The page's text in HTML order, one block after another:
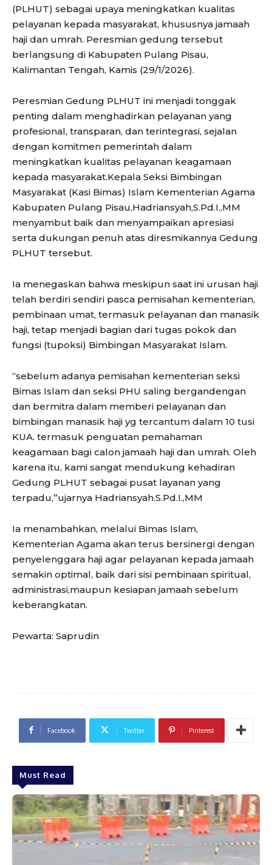
(PLHUT) sebagai upaya meningkatkan kualitas
pelayanan kepada masyarakat, khususnya jamaah
haji dan umrah. Peresmian gedung tersebut
berlangsung di Kabupaten Pulang Pisau,
Kalimantan Tengah, Kamis (29/1/2026).
Peresmian Gedung PLHUT ini menjadi tonggak
penting dalam menghadirkan pelayanan yang
profesional, transparan, dan terintegrasi, sejalan
dengan komitmen pemerintah dalam
meningkatkan kualitas pelayanan keagamaan
kepada masyarakat.Kepala Seksi Bimbingan
Masyarakat (Kasi Bimas) Islam Kementerian Agama
Kabupaten Pulang Pisau,Hadriansyah,S.Pd.I.,MM
menyambut baik dan menyampaikan apresiasi
serta dukungan penuh atas diresmikannya Gedung
PLHUT tersebut.
Ia menegaskan bahwa meskipun saat ini urusan haji
telah berdiri sendiri pasca pemisahan kementerian,
pembinaan umat, termasuk pelayanan dan manasik
haji, tetap menjadi bagian dari tugas pokok dan
fungsi (tupoksi) Bimbingan Masyarakat Islam.
“sebelum adanya pemisahan kementerian seksi
Bimas Islam dan seksi PHU saling bergandengan
dan bermitra dalam memberi pelayanan dan
bimbingan manasik haji yg tercantum dalam 10 tusi
KUA. termasuk penguatan pemahaman
keagamaan bagi calon jamaah haji dan umrah. Oleh
karena itu, kami sangat mendukung kehadiran
Gedung PLHUT sebagai pusat layanan yang
terpadu,”ujarnya Hadriansyah.S.Pd.I.,MM
Ia menambahkan, melalui Bimas Islam,
Kementerian Agama akan terus bersinergi dengan
penyelenggara haji agar pelayanan kepada jamaah
semakin optimal, baik dari sisi pembinaan spiritual,
administrasi,maupun kesiapan jamaah sebelum
keberangkatan.
Pewarta: Saprudin
Facebook Twitter Pinterest
Must Read